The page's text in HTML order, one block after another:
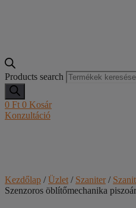
Products search
0 Ft 0 Kosár
Konzultáció
Kezdőlap /Üzlet / Szaniter /
Szenzoros öblítőmechanika